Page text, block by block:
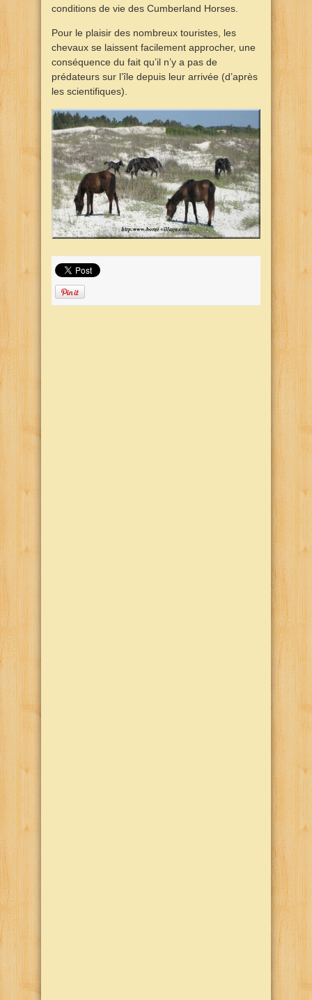
conditions de vie des Cumberland Horses.
Pour le plaisir des nombreux touristes, les
chevaux se laissent facilement approcher, une
conséquence du fait qu’il n’y a pas de
prédateurs sur l’île depuis leur arrivée (d’après
les scientifiques).